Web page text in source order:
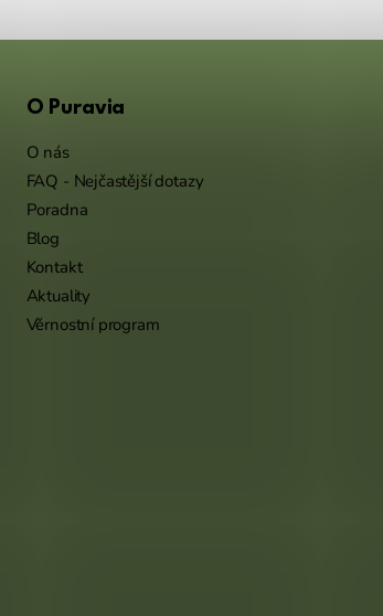
O Puravia
O nás
FAQ - Nejčastější dotazy
Poradna
Blog
Kontakt
Aktuality
Věrnostní program